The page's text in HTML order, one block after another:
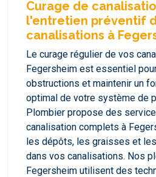
Curage de
l'entretien préventif
canalisations à
Le curage régulier de vos
Fegersheim est essentiel
obstructions et maintenir un
optimal de votre système de
Plombier propose des
canalisation complets à
les dépôts, les graisses et
dans vos canalisations. Nos
Fegersheim utilisent des